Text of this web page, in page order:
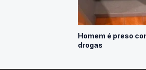
Homem é preso
drogas